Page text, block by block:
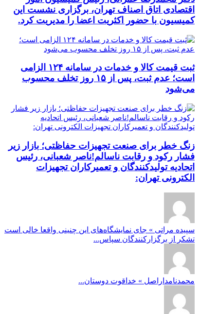
اقتصادی اتاق اصناف تهران، برگزاری نشست این
کمیسیون با حضور اکثریت اعضا را مدیریت کرد.
ثبت قیمت کالا و خدمات در سامانه ۱۲۴ الزامی
است؛ عدم ثبت، پس از ۱۵ روز تخلف محسوب
می‌شود
زنگ خطر برای صنعت تجهیزات حفاظتی؛ بازار زیر
فشار رکود و رقابت ناسالم!ناصر شعبانی، رئیس
اتحادیه تولیدکنندگان و تعمیرکاران تجهیزات
الکترونی تهران:
سپیده مراتی » جای نمایشگاه‌های این چنینی واقعا خالی است
تشکر از برگزارکنندگان سپاس...
محمدنامداراصل » خداقوت دوستان...